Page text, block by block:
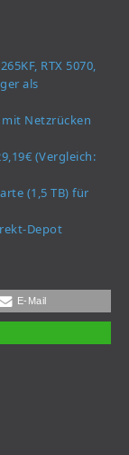
RTX 5070,
als
Netzrücken
(Vergleich:
(1,5 TB) für
Depot
E-Mail